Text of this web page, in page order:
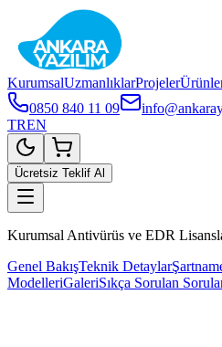
KurumsalUzmanlıklarProjeler
0850 840 11 09
TREN
Ücretsiz Teklif Al
Kurumsal Antivürüs ve EDR
Genel BakışTeknik Detaylar
ModelleriGaleriSıkça Sorulan